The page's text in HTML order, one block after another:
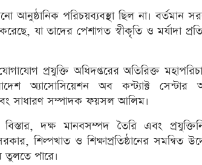
পরিচয়ব্যবস্থা ছিল না। বর্তমান
যা তাদের পেশাগত স্বীকৃতি ও মর্যাদা
প্রযুক্তি অধিদপ্তরের অতিরিক্ত
অ্যাসোসিয়েশন অব কন্ট্যাক্ট সেন্টার
সাধারণ সম্পাদক ফয়সল আলিম।
দক্ষ মানবসম্পদ তৈরি এবং
শিল্পখাত ও শিক্ষাপ্রতিষ্ঠানের সমন্বিত
পারে।